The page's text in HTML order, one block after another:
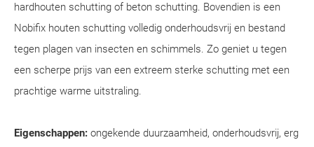
hardhouten schutting of beton schutting. Bovendien is een
Nobifix houten schutting volledig onderhoudsvrij en bestand
tegen plagen van insecten en schimmels. Zo geniet u tegen
een scherpe prijs van een extreem sterke schutting met een
prachtige warme uitstraling.
Eigenschappen: ongekende duurzaamheid, onderhoudsvrij, erg